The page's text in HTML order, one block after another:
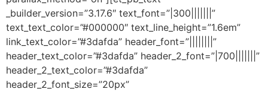
_builder_version=”3.17.6″ text_font=”|300|||||||”
text_text_color=”#000000″ text_line_height=”1.6em”
link_text_color=”#3dafda” header_font=”||||||||”
header_text_color=”#3dafda” header_2_font=”|700|||||||”
header_2_text_color=”#3dafda”
header_2_font_size=”20px”